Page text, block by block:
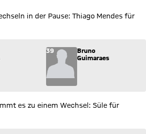
in der Pause: Thiago Mendes für
(12) kommt für Bruno Guimaraes
39
Bruno
Guimaraes
es zu einem Wechsel: Süle für